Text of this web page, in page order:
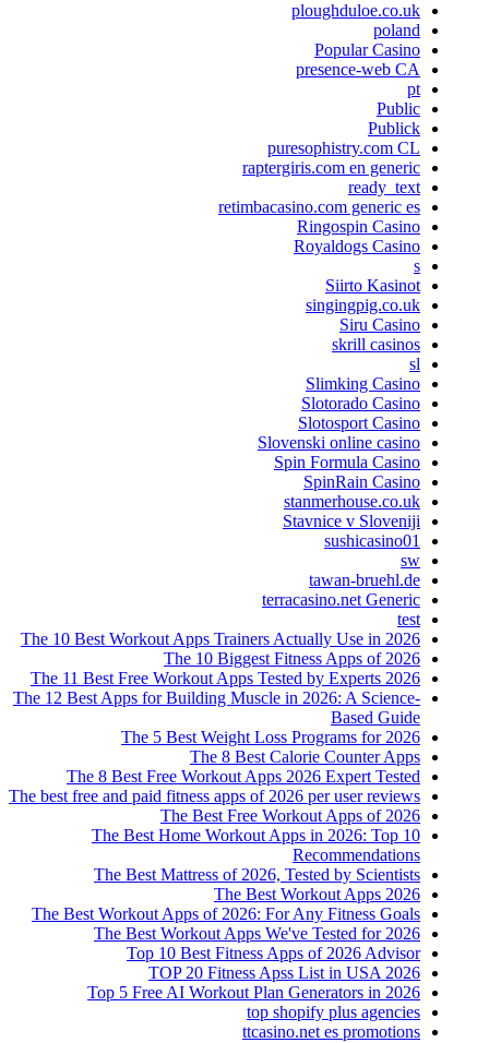
ploughduloe.co.uk
poland
Popular Casino
presence-web CA
pt
Public
Publick
puresophistry.com CL
raptergiris.com en generic
ready_text
retimbacasino.com generic es
Ringospin Casino
Royaldogs Casino
s
Siirto Kasinot
singingpig.co.uk
Siru Casino
skrill casinos
sl
Slimking Casino
Slotorado Casino
Slotosport Casino
Slovenski online casino
Spin Formula Casino
SpinRain Casino
stanmerhouse.co.uk
Stavnice v Sloveniji
sushicasino01
sw
tawan-bruehl.de
terracasino.net Generic
test
The 10 Best Workout Apps Trainers Actually Use in 2026
The 10 Biggest Fitness Apps of 2026
The 11 Best Free Workout Apps Tested by Experts 2026
The 12 Best Apps for Building Muscle in 2026: A Science-
Based Guide
The 5 Best Weight Loss Programs for 2026
The 8 Best Calorie Counter Apps
The 8 Best Free Workout Apps 2026 Expert Tested
The best free and paid fitness apps of 2026 per user reviews
The Best Free Workout Apps of 2026
The Best Home Workout Apps in 2026: Top 10
Recommendations
The Best Mattress of 2026, Tested by Scientists
The Best Workout Apps 2026
The Best Workout Apps of 2026: For Any Fitness Goals
The Best Workout Apps We've Tested for 2026
Top 10 Best Fitness Apps of 2026 Advisor
TOP 20 Fitness Apss List in USA 2026
Top 5 Free AI Workout Plan Generators in 2026
top shopify plus agencies
ttcasino.net es promotions